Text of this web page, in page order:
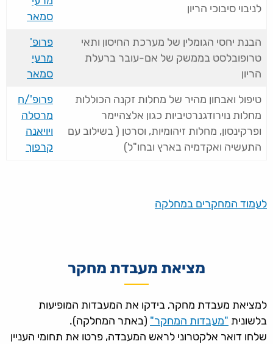
לניבוי סיבוכי הריון
סמאר
הבנת יחסי הגומלין של מערכת החיסון ותאי
טרופובלסט בממשק של אם-עובר ברעלת
הריון
פרופ'
מרעי
סמאר
טיפול ואבחון מהיר של מחלות זקנה הכוללות
מחלות נוירודגנרטיביות כגון אלצהיימר
ופרקינסון, מחלות זיהומיות, וסרטן ( בשילוב עם
התעשיה ואקדמיה בארץ ובחו"ל)
פרופ'/ח
מרסלה
ויויאנה
קרפוך
לעמוד המחקרים במחלקה
מציאת מעבדת מחקר
למציאת מעבדת מחקר, בידקו את המעבדות המופיעות
בלשונית "מעבדות המחקר" (באתר המחלקה).
שלחו דואר אלקטרוני לראש המעבדה, פרטו את תחומי העניין